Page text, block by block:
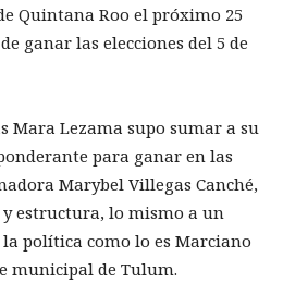
Quintana Roo el próximo 25
ganar las elecciones del 5 de
Mara Lezama supo sumar a su
para ganar en las
Marybel Villegas Canché,
estructura, lo mismo a un
la política como lo es Marciano
municipal de Tulum.